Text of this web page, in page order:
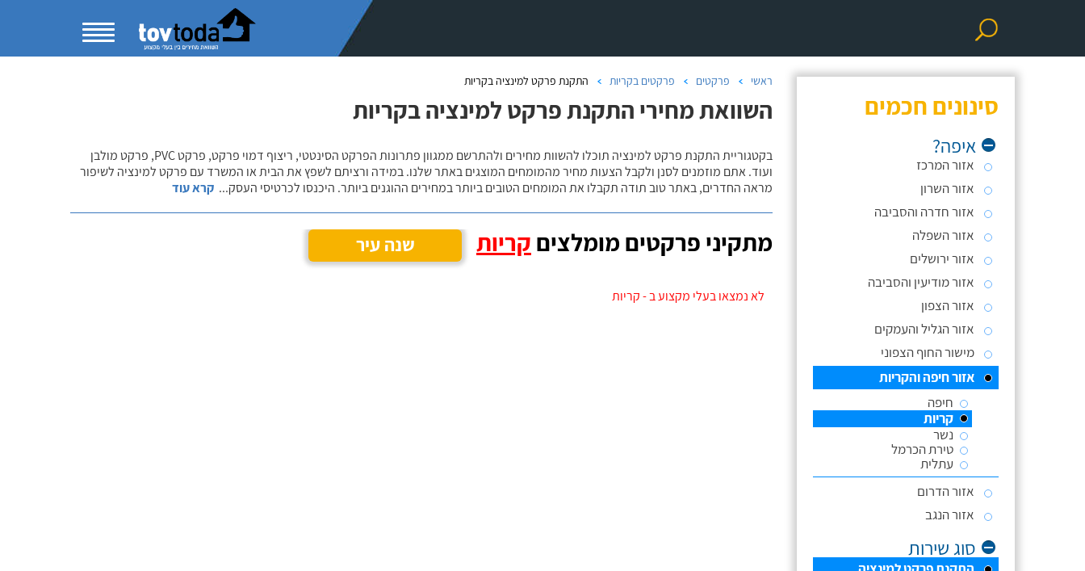
סינונים חכמים
איפה?
אזור המרכז
אזור השרון
אזור חדרה והסביבה
אזור השפלה
אזור ירושלים
אזור מודיעין והסביבה
אזור הצפון
אזור הגליל והעמקים
מישור החוף הצפוני
אזור חיפה והקריות
חיפה
קריות
נשר
טירת הכרמל
עתלית
אזור הדרום
אזור הנגב
סוג שירות
ראשי פרקטים פרקטים בקריות התקנת פרקט למינציה בקריות
השוואת מחירי התקנת פרקט למינציה בקריות
בקטגוריית התקנת פרקט למינציה תוכלו להשוות מחירים ולהתרשם ממגוון פתרונות הפרקט הסינטטי, ריצוף דמוי פרקט, פרקט PVC, פרקט מולבן
ועוד. אתם מוזמנים לסנן ולקבל הצעות מחיר מהמומחים המוצגים באתר שלנו. במידה ורציתם לשפץ את הבית או המשרד עם פרקט למינציה לשיפור
מראה החדרים, באתר טוב תודה תקבלו את המומחים הטובים ביותר במחירים ההוגנים ביותר. היכנסו לכרטיסי העסק... קרא עוד
מתקיני פרקטים מומלצים קריות שנה עיר
לא נמצאו בעלי מקצוע ב - קריות